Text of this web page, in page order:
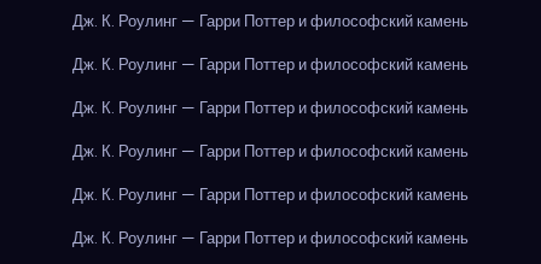
Дж. К. Роулинг — Гарри Поттер и философский камень
Дж. К. Роулинг — Гарри Поттер и философский камень
Дж. К. Роулинг — Гарри Поттер и философский камень
Дж. К. Роулинг — Гарри Поттер и философский камень
Дж. К. Роулинг — Гарри Поттер и философский камень
Дж. К. Роулинг — Гарри Поттер и философский камень